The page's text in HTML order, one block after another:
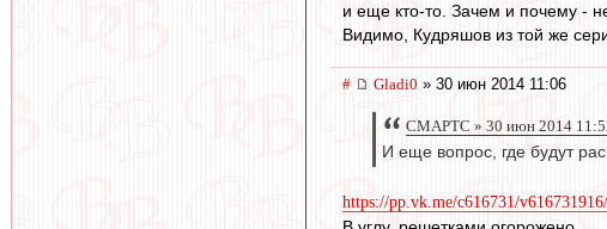
и еще кто-то. Зачем и почему -
Видимо, Кудряшов из той же
# Gladi0 » 30 июн 2014 11:06
СМАРТС » 30 июн 2014
И еще вопрос, где будут
https://pp.vk.me/c616731/